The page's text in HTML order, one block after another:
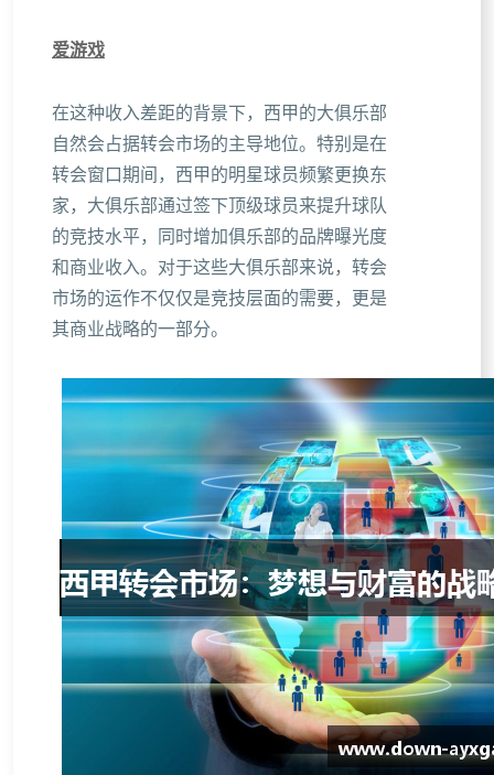
爱游戏
在这种收入差距的背景下，西甲的大俱乐部
自然会占据转会市场的主导地位。特别是在
转会窗口期间，西甲的明星球员频繁更换东
家，大俱乐部通过签下顶级球员来提升球队
的竞技水平，同时增加俱乐部的品牌曝光度
和商业收入。对于这些大俱乐部来说，转会
市场的运作不仅仅是竞技层面的需要，更是
其商业战略的一部分。